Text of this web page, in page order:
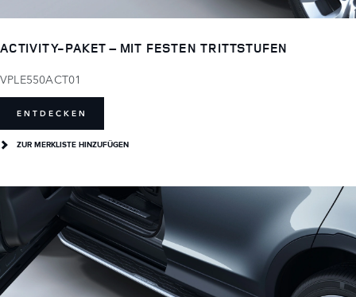
ACTIVITY-PAKET – MIT FESTEN TRITTSTUFEN
VPLE550ACT01
ENTDECKEN
ZUR MERKLISTE HINZUFÜGEN